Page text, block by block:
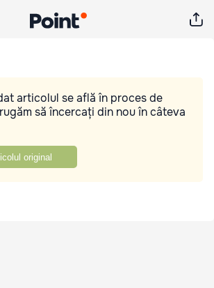
articolul se află în proces de
să încercați din nou în câteva
original